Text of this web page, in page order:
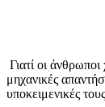
Γιατί οι
μηχανικές
υποκειμενικές